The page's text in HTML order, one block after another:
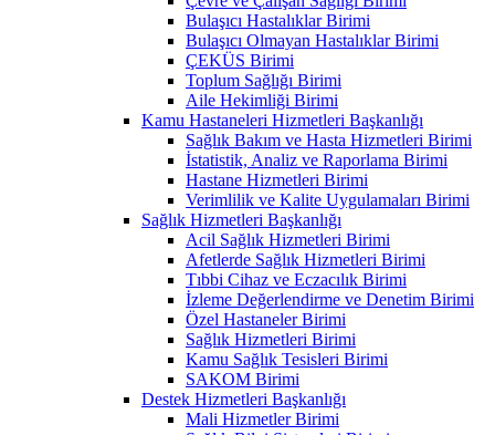
Bulaşıcı Hastalıklar Birimi
Bulaşıcı Olmayan Hastalıklar Birimi
ÇEKÜS Birimi
Toplum Sağlığı Birimi
Aile Hekimliği Birimi
Kamu Hastaneleri Hizmetleri Başkanlığı
Sağlık Bakım ve Hasta Hizmetleri Birimi
İstatistik, Analiz ve Raporlama Birimi
Hastane Hizmetleri Birimi
Verimlilik ve Kalite Uygulamaları Birimi
Sağlık Hizmetleri Başkanlığı
Acil Sağlık Hizmetleri Birimi
Afetlerde Sağlık Hizmetleri Birimi
Tıbbi Cihaz ve Eczacılık Birimi
İzleme Değerlendirme ve Denetim Birimi
Özel Hastaneler Birimi
Sağlık Hizmetleri Birimi
Kamu Sağlık Tesisleri Birimi
SAKOM Birimi
Destek Hizmetleri Başkanlığı
Mali Hizmetler Birimi